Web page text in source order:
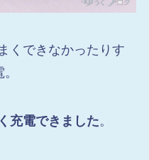
くできなかったりす
充電できました。